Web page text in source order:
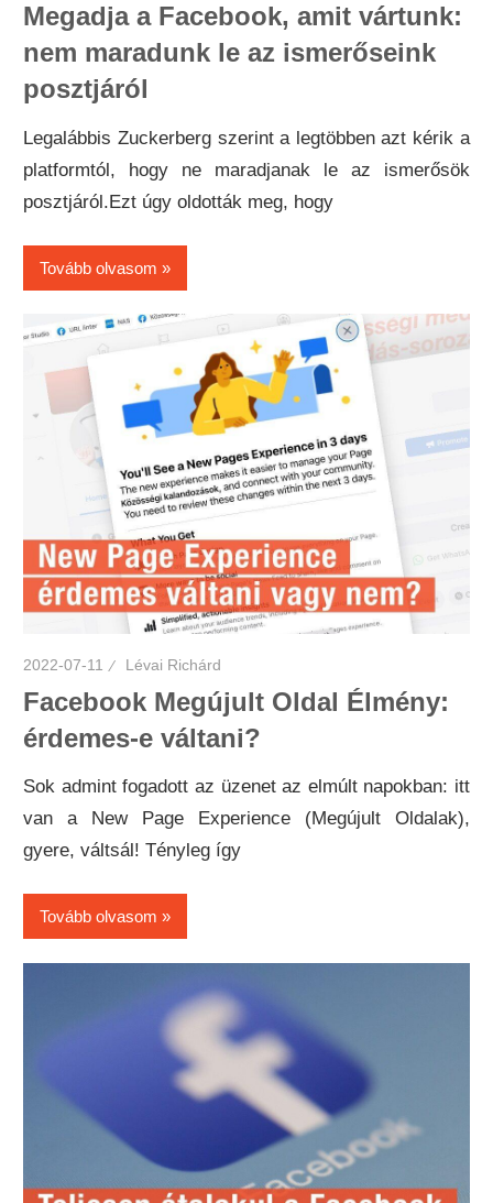
Megadja a Facebook, amit vártunk:
nem maradunk le az ismerőseink
posztjáról
Legalábbis Zuckerberg szerint a legtöbben azt kérik a
platformtól, hogy ne maradjanak le az ismerősök
posztjáról.Ezt úgy oldották meg, hogy
Tovább olvasom
2022-07-11 Lévai Richárd
Facebook Megújult Oldal Élmény:
érdemes-e váltani?
Sok admint fogadott az üzenet az elmúlt napokban: itt
van a New Page Experience (Megújult Oldalak),
gyere, váltsál! Tényleg így
Tovább olvasom